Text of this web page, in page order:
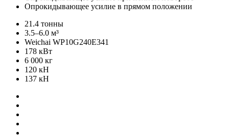
Опрокидывающее усилие в прямом положении
21.4 тонны
3.5–6.0 м³
Weichai WP10G240E341
178 кВт
6 000 кг
120 кН
137 кН